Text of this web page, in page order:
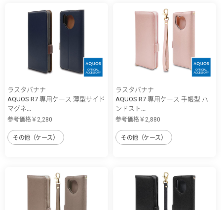
ラスタバナナ
AQUOS R7 専用ケース 薄型サイド
マグネ...
参考価格￥2,280
その他（ケース）
ラスタバナナ
AQUOS R7 専用ケース 手帳型 ハ
ンドスト...
参考価格￥2,880
その他（ケース）